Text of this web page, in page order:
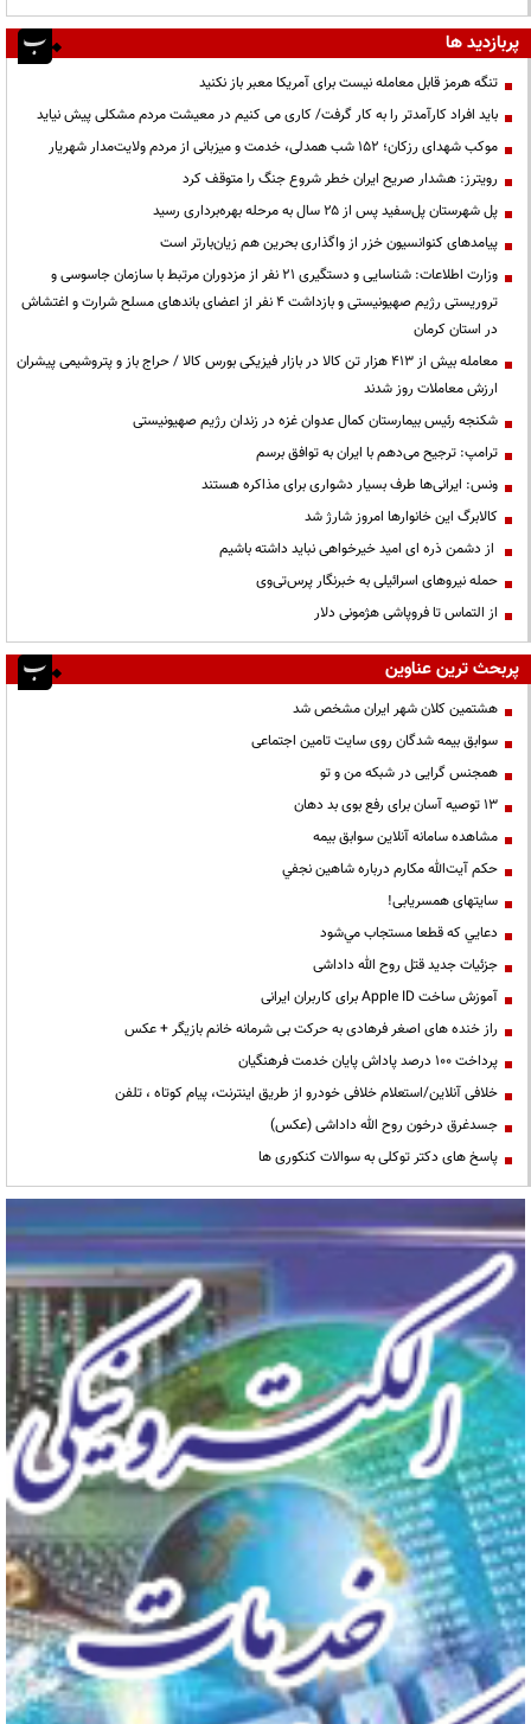
پربازدید ها
تنگه هرمز قابل معامله نیست برای آمریکا معبر باز نکنید
باید افراد کارآمدتر را به کار گرفت/ کاری می کنیم در معیشت مردم مشکلی پیش نیاید
موکب شهدای رزکان؛ ۱۵۲ شب همدلی، خدمت و میزبانی از مردم ولایت‌مدار شهریار
رویترز: هشدار صریح ایران خطر شروع جنگ را متوقف کرد
پل شهرستان پل‌سفید پس از ۲۵ سال به مرحله بهره‌برداری رسید
پیامدهای کنوانسیون خزر از واگذاری بحرین هم زیان‌بارتر است
وزارت اطلاعات: شناسایی و دستگیری ۲۱ نفر از مزدوران مرتبط با سازمان جاسوسی و
تروریستی رژیم صهیونیستی و بازداشت ۴ نفر از اعضای باندهای مسلح شرارت و اغتشاش
در استان کرمان
معامله بیش از ۴۱۳ هزار تن کالا در بازار فیزیکی بورس کالا / حراج باز و پتروشیمی پیشران
ارزش معاملات روز شدند
شکنجه رئیس بیمارستان کمال عدوان غزه در زندان رژیم صهیونیستی
ترامپ: ترجیح می‌دهم با ایران به توافق برسم
ونس: ایرانی‌ها طرف بسیار دشواری برای مذاکره هستند
کالابرگ این خانوارها امروز شارژ شد
از دشمن ذره ای امید خیرخواهی نباید داشته باشیم
حمله نیروهای اسرائیلی به خبرنگار پرس‌تی‌وی
از التماس تا فروپاشی هژمونی دلار
پربحث ترین عناوین
هشتمین کلان شهر ایران مشخص شد
سوابق بیمه شدگان روی سایت تامین اجتماعی
همجنس گرایی در شبکه من و تو
13 توصیه آسان برای رفع بوی بد دهان
مشاهده سامانه آنلاين سوابق بیمه
حكم آيت‌الله مكارم درباره شاهين نجفي
سایتهای همسریابی!
دعايي كه قطعا مستجاب مي‌شود
جزئیات جدید قتل روح الله داداشی
آموزش ساخت Apple ID برای کاربران ایرانی
راز خنده های اصغر فرهادی به حرکت بی شرمانه خانم بازیگر + عکس
پرداخت ۱۰۰ درصد پاداش پایان خدمت فرهنگیان
خلافی آنلاین/استعلام خلافی خودرو از طریق اینترنت، پیام کوتاه ، تلفن
جسدغرق درخون روح الله داداشی (عکس)
پاسخ های دکتر توکلی به سوالات کنکوری ها